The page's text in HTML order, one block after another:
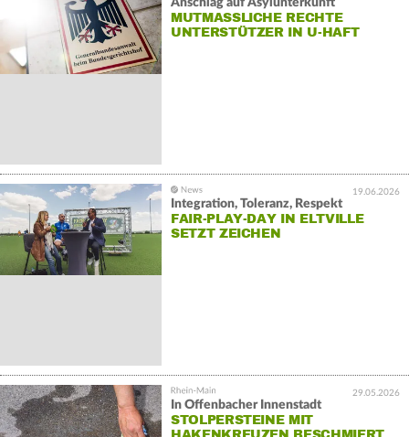
MUTMASSLICHE RECHTE U
NTERSTÜTZER IN U-HAFT
19.06.2026
Integration, Toleranz, Respekt
FAIR-PLAY-DAY IN ELTVILLE
SETZT ZEICHEN
29.05.2026
In Offenbacher Innenstadt
STOLPERSTEINE MIT